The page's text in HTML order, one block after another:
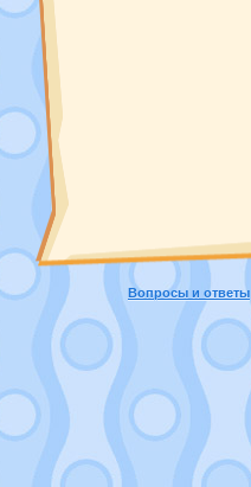
Вопросы и ответы